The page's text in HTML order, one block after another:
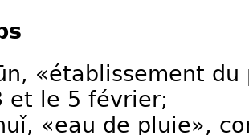
«établissement
et le 5 février;
«eau de pluie»,